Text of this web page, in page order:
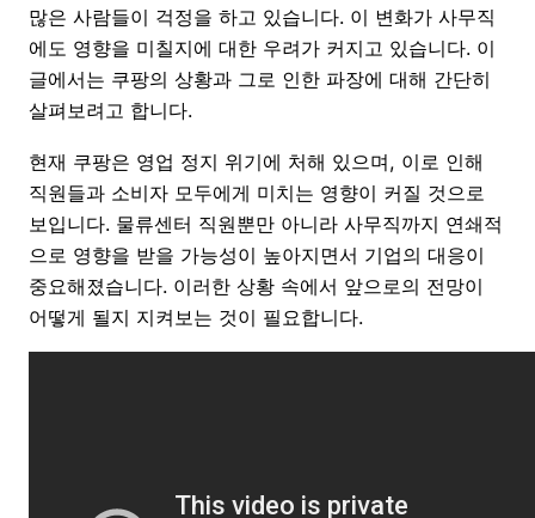
많은 사람들이 걱정을 하고 있습니다. 이 변화가 사무직
에도 영향을 미칠지에 대한 우려가 커지고 있습니다. 이
글에서는 쿠팡의 상황과 그로 인한 파장에 대해 간단히
살펴보려고 합니다.
현재 쿠팡은 영업 정지 위기에 처해 있으며, 이로 인해
직원들과 소비자 모두에게 미치는 영향이 커질 것으로
보입니다. 물류센터 직원뿐만 아니라 사무직까지 연쇄적
으로 영향을 받을 가능성이 높아지면서 기업의 대응이
중요해졌습니다. 이러한 상황 속에서 앞으로의 전망이
어떻게 될지 지켜보는 것이 필요합니다.